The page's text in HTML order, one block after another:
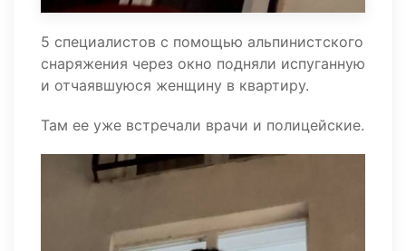
5 специалистов с помощью альпинистского
снаряжения через окно подняли испуганную
и отчаявшуюся женщину в квартиру.
Там ее уже встречали врачи и полицейские.